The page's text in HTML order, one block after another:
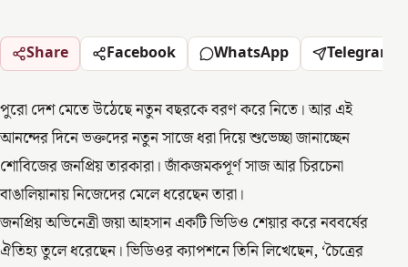
Share Facebook WhatsApp Telegram
পুরো দেশ মেতে উঠেছে নতুন বছরকে বরণ করে নিতে। আর এই
আনন্দের দিনে ভক্তদের নতুন সাজে ধরা দিয়ে শুভেচ্ছা জানাচ্ছেন
শোবিজের জনপ্রিয় তারকারা। জাঁকজমকপূর্ণ সাজ আর চিরচেনা
বাঙালিয়ানায় নিজেদের মেলে ধরেছেন তারা।
জনপ্রিয় অভিনেত্রী জয়া আহসান একটি ভিডিও শেয়ার করে নববর্ষের
ঐতিহ্য তুলে ধরেছেন। ভিডিওর ক্যাপশনে তিনি লিখেছেন, ‘চৈত্রের